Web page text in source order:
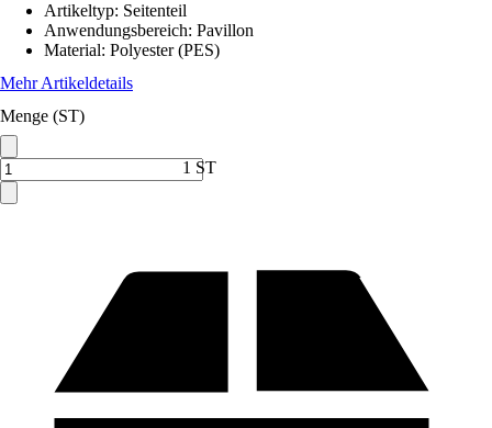
Artikeltyp: Seitenteil
Anwendungsbereich: Pavillon
Material: Polyester (PES)
Mehr Artikeldetails
Menge (ST)
1 ST